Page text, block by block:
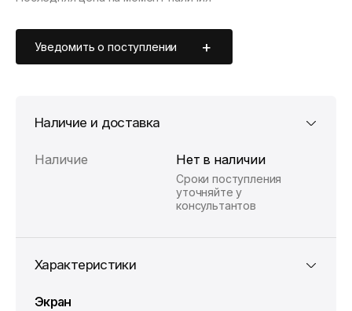
Уведомить о поступлении
Наличие и доставка
Наличие Нет в наличии
Сроки поступления
уточняйте у
консультантов
Характеристики
Экран